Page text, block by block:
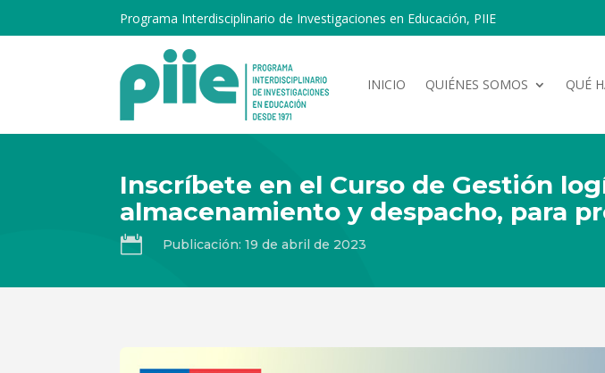
Programa Interdisciplinario de Investigaciones en Educación, PIIE
INICIO QUIÉNES SOMOS QUÉ
Inscríbete en el Curso de Gestión
almacenamiento y despacho, para
 Publicación: 19 de abril de 2023